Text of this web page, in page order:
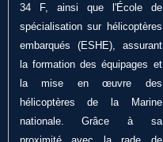
34 F, ainsi que l'École de
spécialisation sur hélicoptères
embarqués (ESHE), assurant
la formation des équipages et
la mise en œuvre des
hélicoptères de la Marine
nationale. Grâce à sa